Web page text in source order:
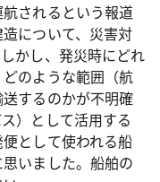
航されるという報道
について、災害対
かし、発災時にどれ
のような範囲（航
するのかが不明確
）として活用する
として使われる船
いました。船舶の